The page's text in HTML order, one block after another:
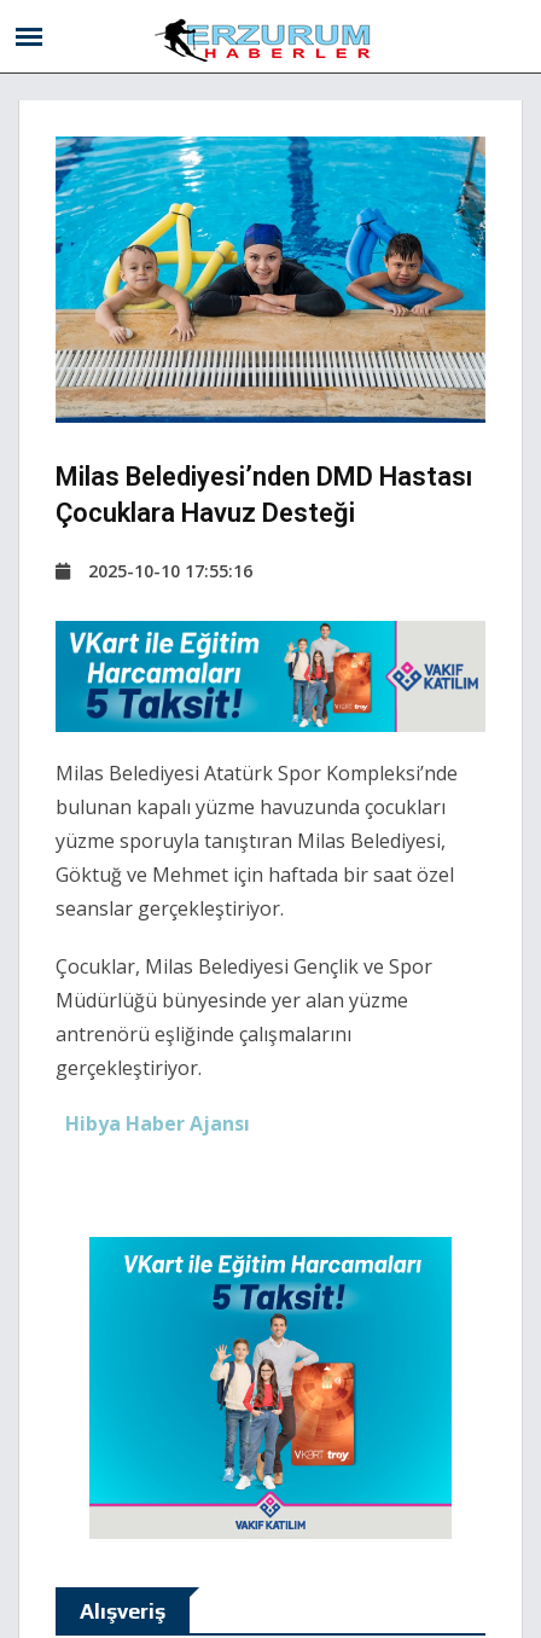
Milas Belediyesi’nden DMD Hastası
Çocuklara Havuz Desteği
2025-10-10 17:55:16
Milas Belediyesi Atatürk Spor Kompleksi’nde
bulunan kapalı yüzme havuzunda çocukları
yüzme sporuyla tanıştıran Milas Belediyesi,
Göktuğ ve Mehmet için haftada bir saat özel
seanslar gerçekleştiriyor.
Çocuklar, Milas Belediyesi Gençlik ve Spor
Müdürlüğü bünyesinde yer alan yüzme
antrenörü eşliğinde çalışmalarını
gerçekleştiriyor.
Hibya Haber Ajansı
Alışveriş